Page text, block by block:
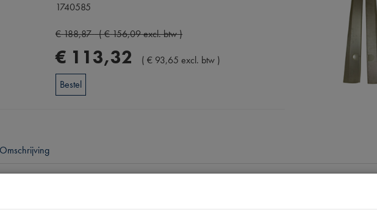
1740585
€188,87 (€156,09excl. btw)
€ 113,32 (€ 93,65 excl. btw )
Bestel
Omschrijving